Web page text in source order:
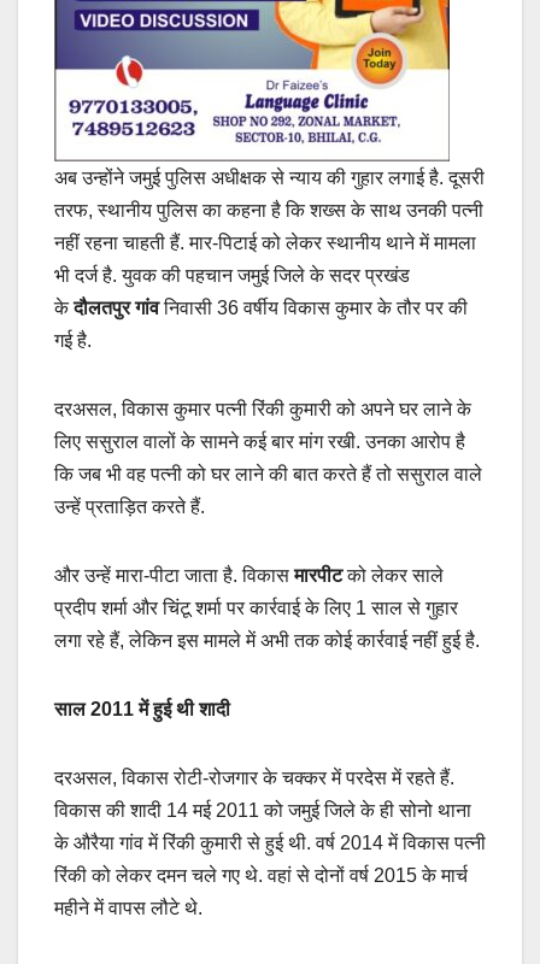
अब उन्‍होंने जमुई पुलिस अधीक्षक से न्‍याय की गुहार लगाई है. दूसरी
तरफ, स्‍थानीय पुलिस का कहना है कि शख्‍स के साथ उनकी पत्‍नी
नहीं रहना चाहती हैं. मार-पिटाई को लेकर स्‍थानीय थाने में मामला
भी दर्ज है. युवक की पहचान जमुई जिले के सदर प्रखंड
केदौलतपुर गांवनिवासी 36 वर्षीय विकास कुमार के तौर पर की
गई है.
दरअसल, विकास कुमार पत्नी रिंकी कुमारी को अपने घर लाने के
लिए ससुराल वालों के सामने कई बार मांग रखी. उनका आरोप है
कि जब भी वह पत्‍नी को घर लाने की बात करते हैं तो ससुराल वाले
उन्‍हें प्रताड़ित करते हैं.
और उन्‍हें मारा-पीटा जाता है. विकासमारपीटको लेकर साले
प्रदीप शर्मा और चिंटू शर्मा पर कार्रवाई के लिए 1 साल से गुहार
लगा रहे हैं, लेकिन इस मामले में अभी तक कोई कार्रवाई नहीं हुई है.
साल 2011 में हुई थी शादी
दरअसल, विकास रोटी-रोजगार के चक्‍कर में परदेस में रहते हैं.
विकास की शादी 14 मई 2011 को जमुई जिले के ही सोनो थाना
के औरैया गांव में रिंकी कुमारी से हुई थी. वर्ष 2014 में विकास पत्नी
रिंकी को लेकर दमन चले गए थे. वहां से दोनों वर्ष 2015 के मार्च
महीने में वापस लौटे थे.